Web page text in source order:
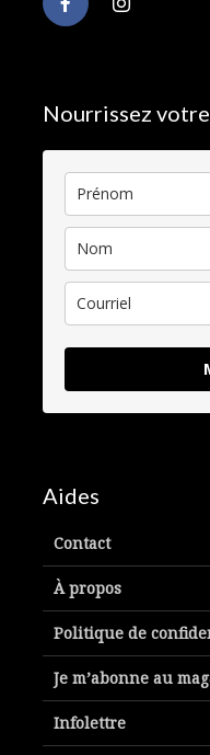
Nourrissez
Aides
Contact
À propos
Politique de
Je m’abonne au
Infolettre